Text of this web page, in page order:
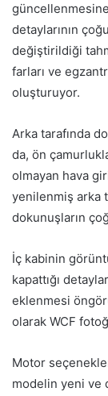
güncellenmesine
detaylarının
değiştirildiği
farları ve
oluşturuyor.
Arka tarafında
da, ön
olmayan hava
yenilenmiş arka
dokunuşların
İç kabinin
kapattığı
eklenmesi
olarak WCF
Motor
modelin yeni ve